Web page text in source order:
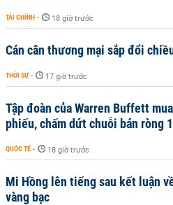
TÀI CHÍNH - 18 giờ trước
Cán cân thương mại sắp đổi
THỜI SỰ - 17 giờ trước
Tập đoàn của Warren Buffett
phiếu, chấm dứt chuỗi bán ròng
QUỐC TẾ - 18 giờ trước
Mi Hồng lên tiếng sau kết luận
vàng bạc